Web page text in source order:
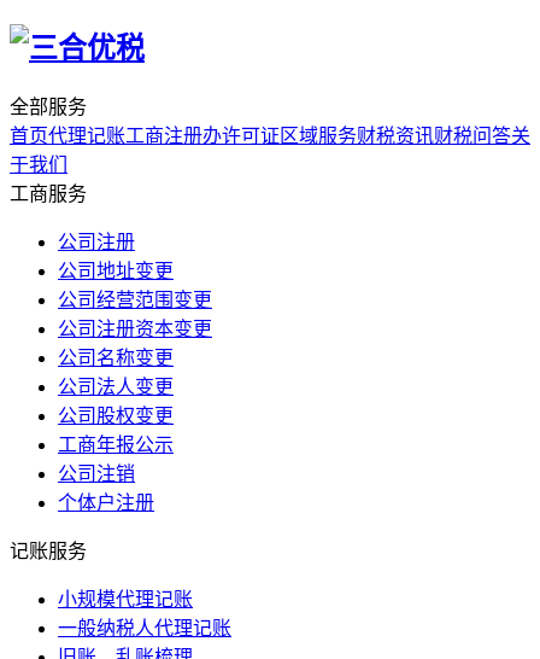
全部服务
首页代理记账工商注册办许可证 区域服务财税资讯财税问答关
于我们
工商服务
公司注册
公司地址变更
公司经营范围变更
公司注册资本变更
公司名称变更
公司法人变更
公司股权变更
工商年报公示
公司注销
个体户注册
记账服务
小规模代理记账
一般纳税人代理记账